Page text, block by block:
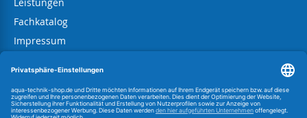
Fachkatalog
Impressum
Widerrufsbelehrung